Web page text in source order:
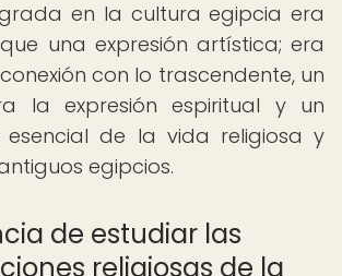
en la cultura egipcia era
una expresión artística; era
con lo trascendente, un
la expresión espiritual y un
esencial de la vida religiosa y
egipcios.
de estudiar las
religiosas de la